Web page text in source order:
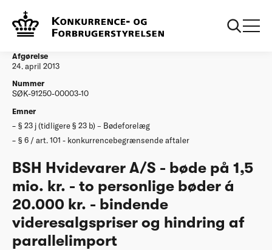
Afgørelser
vedroerende BSH Hvidevarer AS
Afgørelse
24. april 2013
Nummer
SØK-91250-00003-10
Emner
§ 23 j (tidligere § 23 b) – Bødeforelæg
§ 6 / art. 101 - konkurrencebegrænsende aftaler
BSH Hvidevarer A/S - bøde på 1,5
mio. kr. - to personlige bøder á
20.000 kr. - bindende
videresalgspriser og hindring af
parallelimport